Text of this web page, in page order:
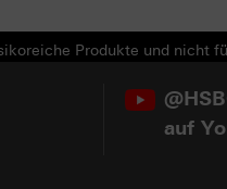
Produkte und nicht
auf